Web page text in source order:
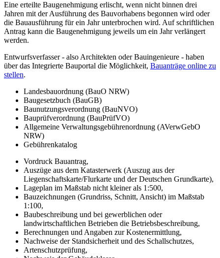
Eine erteilte Baugenehmigung erlischt, wenn nicht binnen drei
Jahren mit der Ausführung des Bauvorhabens begonnen wird oder
die Bauausführung für ein Jahr unterbrochen wird. Auf schriftlichen
Antrag kann die Baugenehmigung jeweils um ein Jahr verlängert
werden.
Entwurfsverfasser - also Architekten oder Bauingenieure - haben
über das Integrierte Bauportal die Möglichkeit, Bauanträge online zu
stellen.
Landesbauordnung (BauO NRW)
Baugesetzbuch (BauGB)
Baunutzungsverordnung (BauNVO)
Bauprüfverordnung (BauPrüfVO)
Allgemeine Verwaltungsgebührenordnung (AVerwGebO
NRW)
Gebührenkatalog
Vordruck Bauantrag,
Auszüge aus dem Katasterwerk (Auszug aus der
Liegenschaftskarte/Flurkarte und der Deutschen Grundkarte),
Lageplan im Maßstab nicht kleiner als 1:500,
Bauzeichnungen (Grundriss, Schnitt, Ansicht) im Maßstab
1:100,
Baubeschreibung und bei gewerblichen oder
landwirtschaftlichen Betrieben die Betriebsbeschreibung,
Berechnungen und Angaben zur Kostenermittlung,
Nachweise der Standsicherheit und des Schallschutzes,
Artenschutzprüfung,